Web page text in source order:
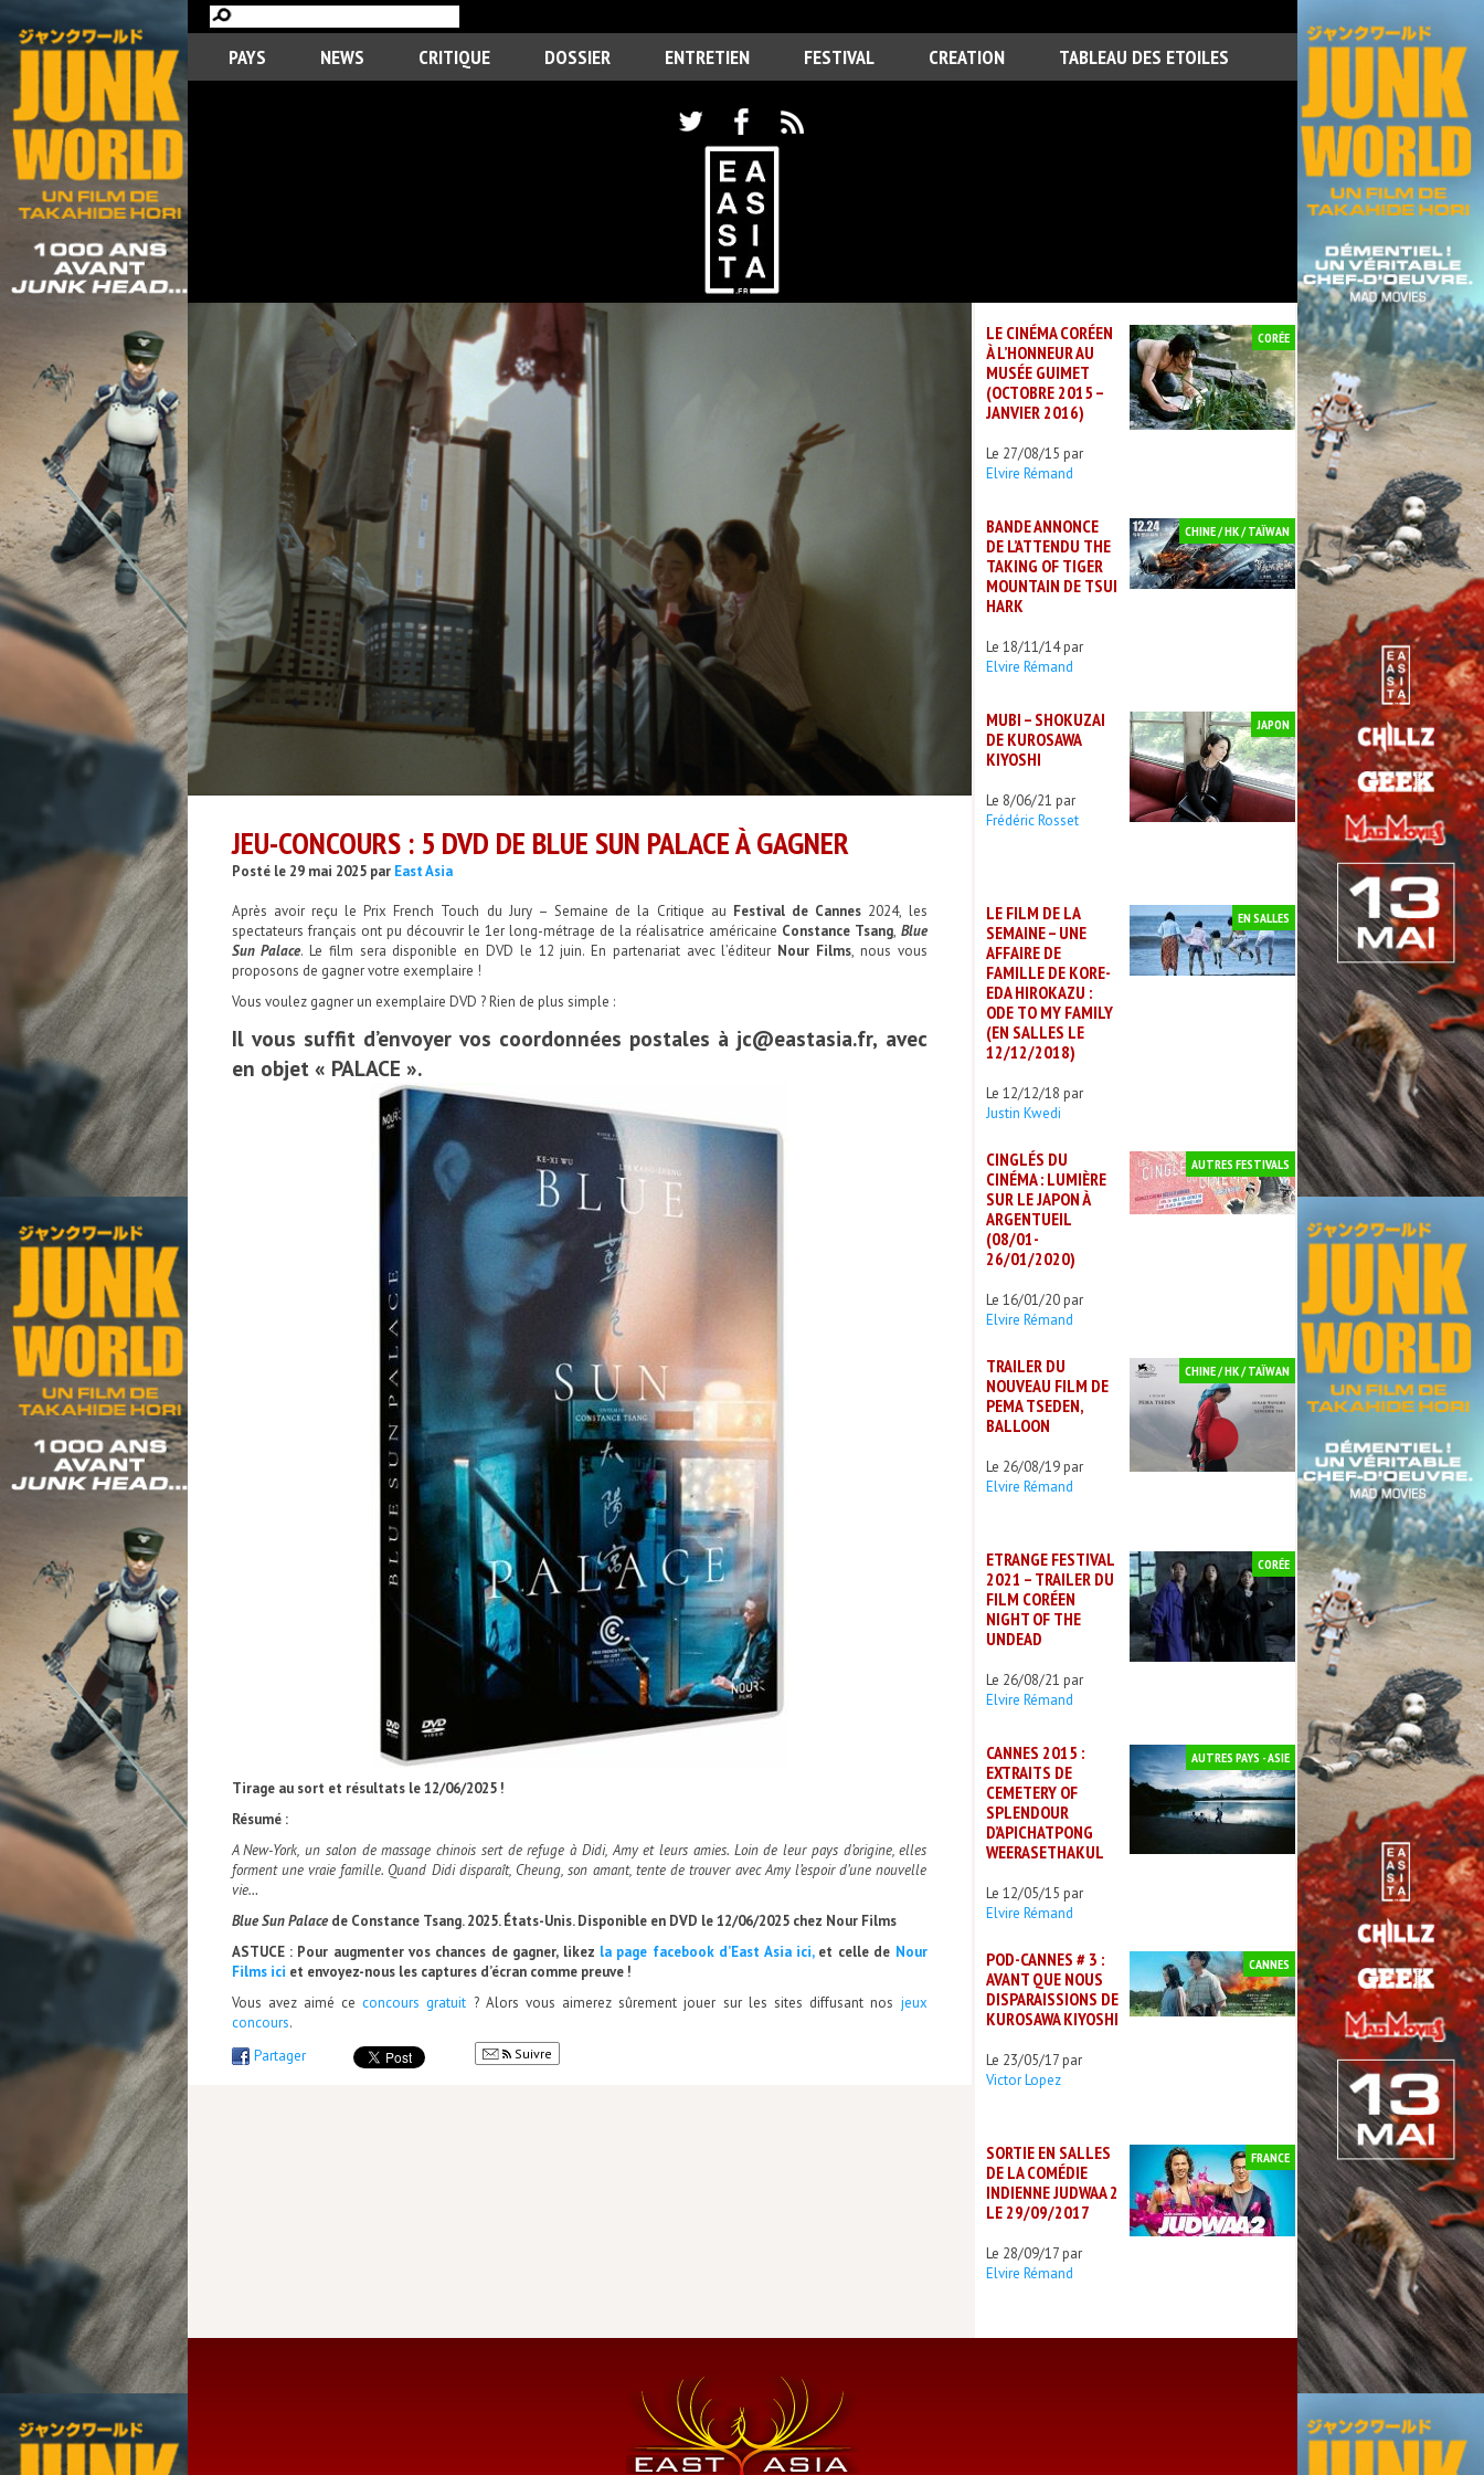
PAYS NEWS CRITIQUE DOSSIER ENTRETIEN FESTIVAL CREATION TABLEAU DES ETOILES
JEU-CONCOURS : 5 DVD DE BLUE SUN PALACE À GAGNER
Posté le 29 mai 2025 par East Asia
Après avoir reçu le Prix French Touch du Jury – Semaine de la Critique au Festival de Cannes 2024, les
spectateurs français ont pu découvrir le 1er long-métrage de la réalisatrice américaine Constance Tsang, Blue
Sun Palace. Le film sera disponible en DVD le 12 juin. En partenariat avec l’éditeur Nour Films, nous vous
proposons de gagner votre exemplaire !
Vous voulez gagner un exemplaire DVD ? Rien de plus simple :
Il vous suffit d’envoyer vos coordonnées postales à jc@eastasia.fr, avec
en objet « PALACE ».
Tirage au sort et résultats le 12/06/2025 !
Résumé :
A New-York, un salon de massage chinois sert de refuge à Didi, Amy et leurs amies. Loin de leur pays d’origine, elles
forment une vraie famille. Quand Didi disparaît, Cheung, son amant, tente de trouver avec Amy l’espoir d’une nouvelle
vie…
Blue Sun Palacede Constance Tsang. 2025. États-Unis. Disponible en DVD le 12/06/2025 chez Nour Films
ASTUCE : Pour augmenter vos chances de gagner, likez la page facebook d’East Asia ici,et celle de Nour
Films ici et envoyez-nous les captures d’écran comme preuve !
Vous avez aimé ceconcours gratuit ? Alors vous aimerez sûrement jouer sur les sites diffusant nos jeux
concours.
Partager
Suivre
LE CINÉMA CORÉEN
À L’HONNEUR AU
MUSÉE GUIMET
(OCTOBRE 2015 –
JANVIER 2016)
Le 27/08/15 par
Elvire Rémand
CORÉE
BANDE ANNONCE
DE L’ATTENDU THE
TAKING OF TIGER
MOUNTAIN DE TSUI
HARK
Le 18/11/14 par
Elvire Rémand
CHINE / HK / TAÏWAN
MUBI – SHOKUZAI
DE KUROSAWA
KIYOSHI
Le 8/06/21 par
Frédéric Rosset
JAPON
LE FILM DE LA
SEMAINE – UNE
AFFAIRE DE
FAMILLE DE KORE-
EDA HIROKAZU :
ODE TO MY FAMILY
(EN SALLES LE
12/12/2018)
Le 12/12/18 par
Justin Kwedi
EN SALLES
CINGLÉS DU
CINÉMA : LUMIÈRE
SUR LE JAPON À
ARGENTUEIL
(08/01-
26/01/2020)
Le 16/01/20 par
Elvire Rémand
AUTRES FESTIVALS
TRAILER DU
NOUVEAU FILM DE
PEMA TSEDEN,
BALLOON
Le 26/08/19 par
Elvire Rémand
CHINE / HK / TAÏWAN
ETRANGE FESTIVAL
2021 – TRAILER DU
FILM CORÉEN
NIGHT OF THE
UNDEAD
Le 26/08/21 par
Elvire Rémand
CORÉE
CANNES 2015 :
EXTRAITS DE
CEMETERY OF
SPLENDOUR
D’APICHATPONG
WEERASETHAKUL
Le 12/05/15 par
Elvire Rémand
AUTRES PAYS - ASIE
POD-CANNES # 3 :
AVANT QUE NOUS
DISPARAISSIONS DE
KUROSAWA KIYOSHI
Le 23/05/17 par
Victor Lopez
CANNES
SORTIE EN SALLES
DE LA COMÉDIE
INDIENNE JUDWAA 2
LE 29/09/2017
Le 28/09/17 par
Elvire Rémand
FRANCE